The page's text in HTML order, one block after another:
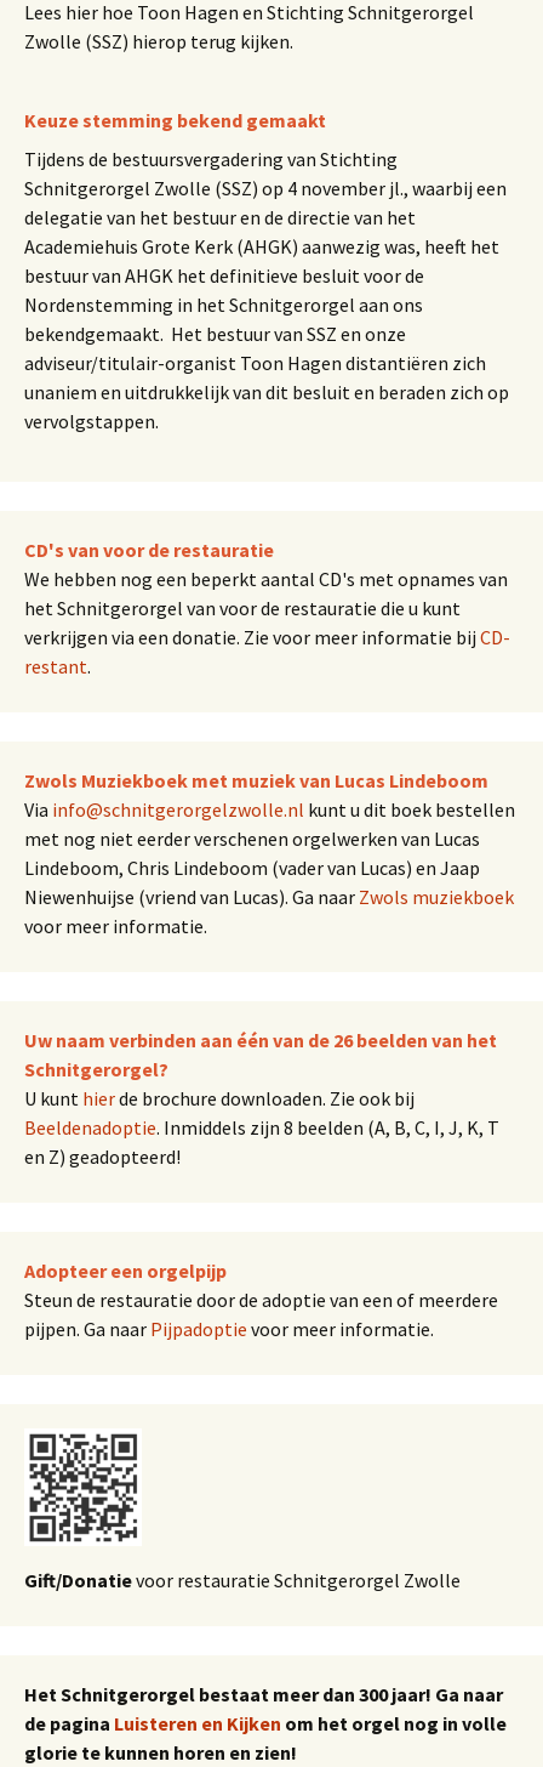
Lees hier hoe Toon Hagen en Stichting Schnitgerorgel
Zwolle (SSZ) hierop terug kijken.
Keuze stemming bekend gemaakt
Tijdens de bestuursvergadering van Stichting
Schnitgerorgel Zwolle (SSZ) op 4 november jl., waarbij een
delegatie van het bestuur en de directie van het
Academiehuis Grote Kerk (AHGK) aanwezig was, heeft het
bestuur van AHGK het definitieve besluit voor de
Nordenstemming in het Schnitgerorgel aan ons
bekendgemaakt. Het bestuur van SSZ en onze
adviseur/titulair-organist Toon Hagen distantiëren zich
unaniem en uitdrukkelijk van dit besluit en beraden zich op
vervolgstappen.
CD's van voor de restauratie
We hebben nog een beperkt aantal CD's met opnames van
het Schnitgerorgel van voor de restauratie die u kunt
verkrijgen via een donatie. Zie voor meer informatie bij CD-
restant.
Zwols Muziekboek met muziek van Lucas Lindeboom
Via info@schnitgerorgelzwolle.nl kunt u dit boek bestellen
met nog niet eerder verschenen orgelwerken van Lucas
Lindeboom, Chris Lindeboom (vader van Lucas) en Jaap
Niewenhuijse (vriend van Lucas). Ga naar Zwols muziekboek
voor meer informatie.
Uw naam verbinden aan één van de 26 beelden van het
Schnitgerorgel?
U kunt hierde brochure downloaden. Zie ook bij
Beeldenadoptie. Inmiddels zijn 8 beelden (A, B, C, I, J, K, T
en Z) geadopteerd!
Adopteer een orgelpijp
Steun de restauratie door de adoptie van een of meerdere
pijpen. Ga naar Pijpadoptie voor meer informatie.
Gift/Donatievoor restauratie Schnitgerorgel Zwolle
Het Schnitgerorgel bestaat meer dan 300 jaar! Ga naar
de pagina Luisteren en Kijken om het orgel nog in volle
glorie te kunnen horen en zien!